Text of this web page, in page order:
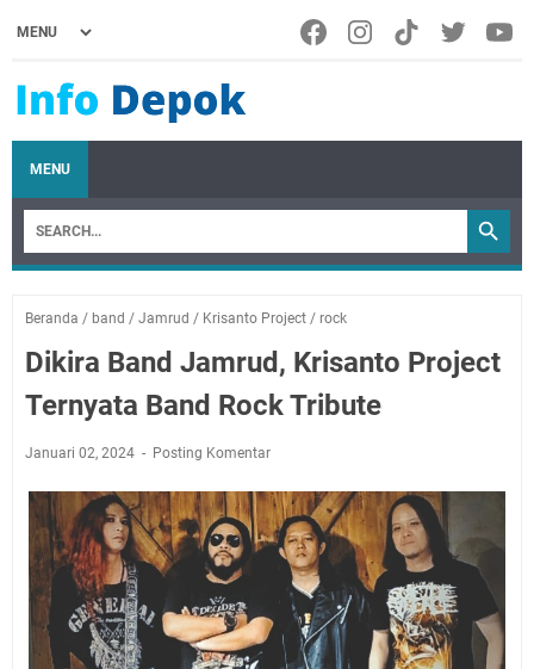
MENU
Beranda / band / Jamrud / Krisanto Project / rock
Dikira Band Jamrud, Krisanto Project
Ternyata Band Rock Tribute
Januari 02, 2024 Posting Komentar